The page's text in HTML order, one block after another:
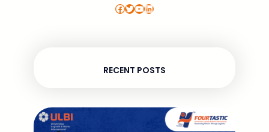
Facebook Twitter YouTube LinkedIn
RECENT POSTS